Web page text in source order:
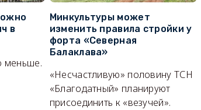
в
меньше.
Минкультуры может
изменить правила стройки у
форта «Северная
Балаклава»
«Несчастливую» половину ТСН
«Благодатный» планируют
присоединить к «везучей».